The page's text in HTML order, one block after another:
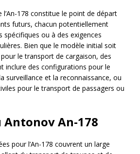
l’An-178 constitue le point de départ
futurs, chacun potentiellement
spécifiques ou à des exigences
Bien que le modèle initial soit
le transport de cargaison, des
inclure des configurations pour le
surveillance et la reconnaissance, ou
pour le transport de passagers ou
Antonov An-178
pour l’An-178 couvrent un large